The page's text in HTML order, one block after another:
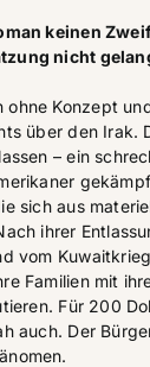
keinen
nicht
ohne Konzept
über den Irak.
– ein
sich aus
ihrer
vom
Familien mit
Für 200
auch. Der